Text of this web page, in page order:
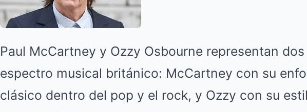
Paul McCartney y Ozzy Osbourne representan
espectro musical británico: McCartney con su
clásico dentro del pop y el rock, y Ozzy con su